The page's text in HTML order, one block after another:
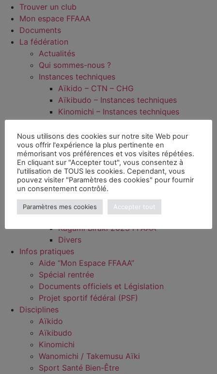
Trouver un club
Mon espace FFAAA
Documents
La fédération
Actualités
Qui sommes-nous ?
Instances techniques
Aïkido – CTN – CHG
Aïkibudo – Instances techniques
Kinomichi – Instances techniques
Commissions
Commission Prévention radicalisation et
violences sexuelles
Dans les régions
Documentation
Médiathèque
Jeunes
Kagami Biraki 2024 FFAAA
Kagami Biraki 2023 FFAAA
Divers
Infos pratiques
Aide “Mon Espace FFAAA”
Spécial rentrée
Documents officiels et Législation
Projet sportif fédéral (PSF)
Disciplines
Aïkido
Aïkibudo
Kinomichi
Wanomichi / Takemusu Aïki
Sport Santé Bien-Être
Nous utilisons des cookies sur notre site Web pour
vous offrir l'expérience la plus pertinente en
mémorisant vos préférences et vos visites répétées.
En cliquant sur "Accepter tout", vous consentez à
l'utilisation de TOUS les cookies. Cependant, vous
pouvez visiter "Paramètres des cookies" pour fournir
un consentement contrôlé.
Paramètres mes cookies Accepter tout